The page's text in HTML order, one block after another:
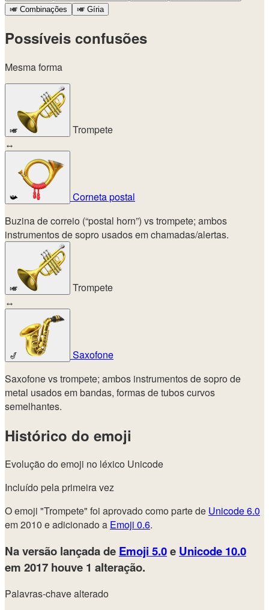
🎺 Combinações 🎺 Gíria
Possíveis confusões
Mesma forma
🎺
Trompete
↔
📯
Corneta postal
Buzina de correio (“postal horn”) vs trompete; ambos
instrumentos de sopro usados em chamadas/alertas.
🎺
Trompete
↔
🎷
Saxofone
Saxofone vs trompete; ambos instrumentos de sopro de
metal usados em bandas, formas de tubos curvos
semelhantes.
Histórico do emoji
Evolução do emoji no léxico Unicode
Incluído pela primeira vez
O emoji "Trompete" foi aprovado como parte de Unicode 6.0
em 2010 e adicionado a Emoji 0.6.
Na versão lançada de Emoji 5.0e Unicode 10.0
em 2017 houve 1 alteração.
Palavras-chave alterado